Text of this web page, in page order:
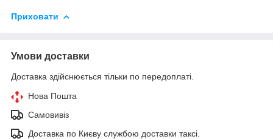
Приховати
Умови доставки
Доставка здійснюється тільки по передоплаті.
Нова Пошта
Самовивіз
Доставка по Києву службою доставки таксі.